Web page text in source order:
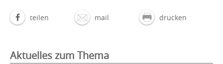
teilen mail drucken
Aktuelles zum Thema